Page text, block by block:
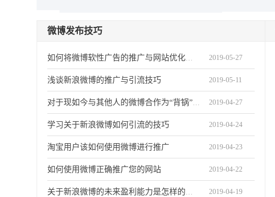
微博发布技巧
如何将微博软性广告的推广与网站优化关系 2019-05-27
浅谈新浪微博的推广与引流技巧 2019-05-11
对于现如今与其他人的微博合作为“背锅”状态 2019-04-27
学习关于新浪微博如何引流的技巧 2019-04-24
淘宝用户该如何使用微博进行推广 2019-04-23
如何使用微博正确推广您的网站 2019-04-22
关于新浪微博的未来盈利能力是怎样的趋势 2019-04-19